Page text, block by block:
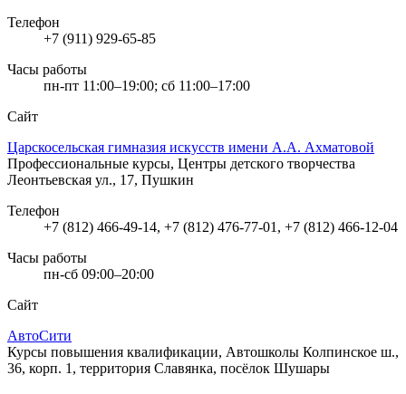
Телефон
+7 (911) 929-65-85
Часы работы
пн-пт 11:00–19:00; сб 11:00–17:00
Сайт
Царскосельская гимназия искусств имени А.А. Ахматовой
Профессиональные курсы, Центры детского творчества
Леонтьевская ул., 17, Пушкин
Телефон
+7 (812) 466-49-14, +7 (812) 476-77-01, +7 (812) 466-12-04
Часы работы
пн-сб 09:00–20:00
Сайт
АвтоСити
Курсы повышения квалификации, Автошколы Колпинское ш.,
36, корп. 1, территория Славянка, посёлок Шушары